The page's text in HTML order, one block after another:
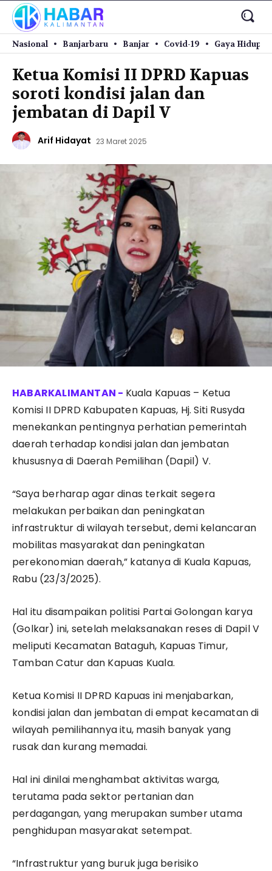
Nasional Banjarbaru Banjar Covid-19 Gaya Hidup
Ketua Komisi II DPRD Kapuas
soroti kondisi jalan dan
jembatan di Dapil V
Arif Hidayat 23 Maret 2025
Kuala Kapuas – Ketua
Komisi II DPRD Kabupaten Kapuas, Hj. Siti Rusyda
menekankan pentingnya perhatian pemerintah
daerah terhadap kondisi jalan dan jembatan
khususnya di Daerah Pemilihan (Dapil) V.
“Saya berharap agar dinas terkait segera
melakukan perbaikan dan peningkatan
infrastruktur di wilayah tersebut, demi kelancaran
mobilitas masyarakat dan peningkatan
perekonomian daerah,” katanya di Kuala Kapuas,
Rabu (23/3/2025).
Hal itu disampaikan politisi Partai Golongan karya
(Golkar) ini, setelah melaksanakan reses di Dapil V
meliputi Kecamatan Bataguh, Kapuas Timur,
Tamban Catur dan Kapuas Kuala.
Ketua Komisi II DPRD Kapuas ini menjabarkan,
kondisi jalan dan jembatan di empat kecamatan di
wilayah pemilihannya itu, masih banyak yang
rusak dan kurang memadai.
Hal ini dinilai menghambat aktivitas warga,
terutama pada sektor pertanian dan
perdagangan, yang merupakan sumber utama
penghidupan masyarakat setempat.
“Infrastruktur yang buruk juga berisiko